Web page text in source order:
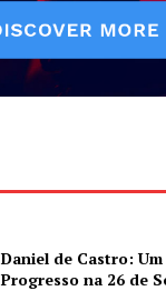
Daniel de Castro:
Progresso na 26 de